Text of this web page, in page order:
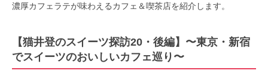
濃厚カフェラテが味わえるカフェ＆喫茶店を紹介します。
【猫井登のスイーツ探訪20・後編】〜東京・新宿
でスイーツのおいしいカフェ巡り〜